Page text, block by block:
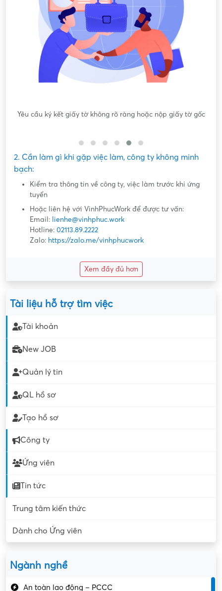
Yêu cầu ký kết giấy tờ không rõ ràng hoặc nộp giấy tờ gốc
2. Cần làm gì khi gặp việc làm, công ty không minh
bạch:
Kiểm tra thông tin về công ty, việc làm trước khi ứng
tuyển
Hoặc liên hệ với VinhPhucWork để được tư vấn:
Email: lienhe@vinhphuc.work
Hotline: 02113.89.2222
Zalo: https://zalo.me/vinhphucwork
Xem đầy đủ hơn
Tài liệu hỗ trợ tìm việc
Tài khoản
New JOB
Quản lý tin
QL hồ sơ
Tạo hồ sơ
Công ty
Ứng viên
Tin tức
Trung tâm kiến thức
Dành cho Ứng viên
Ngành nghề
An toàn lao động – PCCC